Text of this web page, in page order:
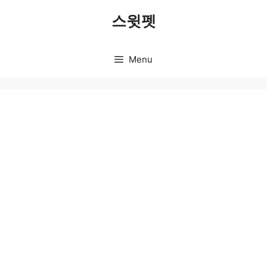
스윗펫
Menu